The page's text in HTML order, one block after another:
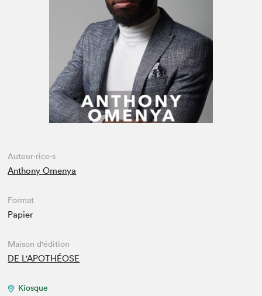
Auteur·rice·s
Anthony Omenya
Format
Papier
Maison d'édition
DE L'APOTHÉOSE
Kiosque